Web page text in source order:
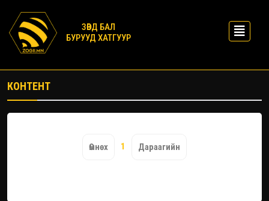
ЗӨВД БАЛ
БУРУУД ХАТГУУР
КОНТЕНТ
Өмнөх 1 Дараагийн